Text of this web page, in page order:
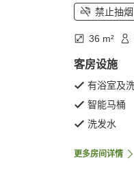
禁止抽烟
36 m²
客房设施
有浴室及
智能马桶
洗发水
更多房间详情